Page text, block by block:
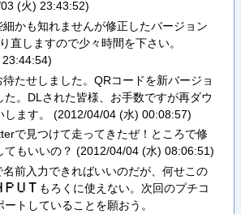
(火) 23:43:52)
細かも知れませんが修正したバージョン
直しますので少々時間を下さい。
)
待たせしました。QRコードを新バージョ
た。DLされた皆様、お手数ですが再ダウ
します。 (2012/04/04 (水) 00:08:57)
で見つけて走ってきたぜ！ところで修
てもいいの？ (2012/04/04 (水) 08:06:51)
名前入力できればいいのだが、何せこの
Ｐ​Ｕ​Ｔ もろくに使えない。次回のプチコ
トしていることを願おう。